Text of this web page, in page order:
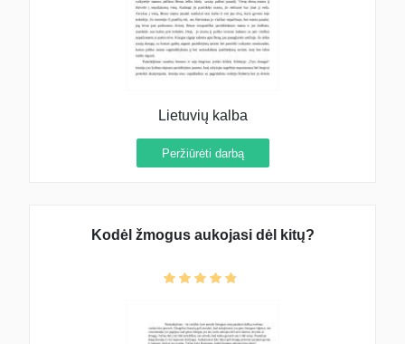
Lietuvių kalba
Peržiūrėti darbą
Kodėl žmogus aukojasi dėl kitų?